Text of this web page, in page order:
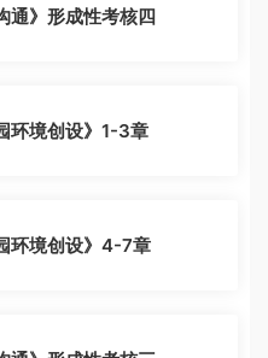
通》形成性考核四
环境创设》1-3章
环境创设》4-7章